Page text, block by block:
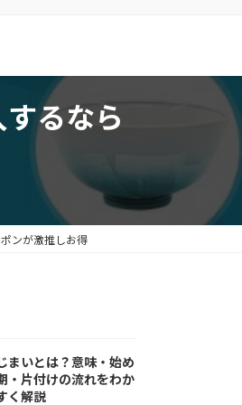
るなら
ンが激推しお得
まいとは？意味・始め
・片付けの流れをわか
く解説